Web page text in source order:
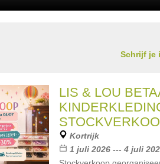
Schrijf je
LIS & LOU
Kortrijk
1 juli 2026 --- 4 juli